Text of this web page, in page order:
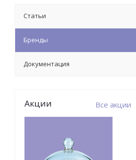
Статьи
Бренды
Документация
Акции Все акции